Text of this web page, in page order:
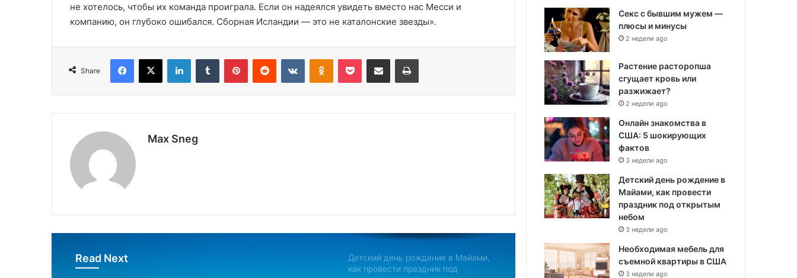
не хотелось, чтобы их команда проиграла. Если он надеялся увидеть вместо нас Месси и
компанию, он глубоко ошибался. Сборная Исландии — это не каталонские звезды».
Share
Max Sneg
Read Next
хронология событий.
директоров МВФ
Дом с привидениями в Америке,
создании «НАТО в азиатском стиле»
Детский день рождение в Майами,
как провести праздник под
Секс с бывшим мужем —
плюсы и минусы
2 недели ago
Растение расторопша
сгущает кровь или
разжижает?
2 недели ago
Онлайн знакомства в
США: 5 шокирующих
фактов
3 недели ago
Детский день рождение в
Майами, как провести
праздник под открытым
небом
3 недели ago
Необходимая мебель для
съемной квартиры в США
3 недели ago